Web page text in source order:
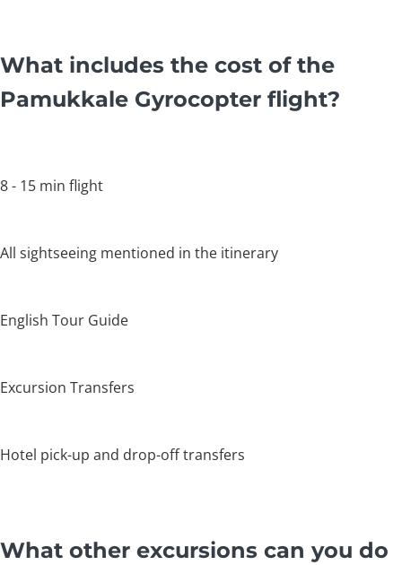
What includes the cost of the
Pamukkale Gyrocopter flight?
8 - 15 min flight
All sightseeing mentioned in the itinerary
English Tour Guide
Excursion Transfers
Hotel pick-up and drop-off transfers
What other excursions can you do